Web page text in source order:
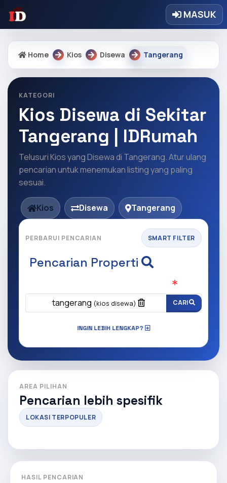
MASUK
Home Kios Disewa Tangerang
KATEGORI
Kios Disewa di Sekitar
Tangerang | IDRumah
Telusuri Kios yang Disewa di Tangerang. Atur ulang
pencarian untuk menemukan listing yang paling
sesuai.
Kios Disewa Tangerang
PERBARUI PENCARIAN SMART FILTER
Pencarian Properti
tangerang (kios disewa) CARI
INGIN LEBIH LENGKAP?
AREA PILIHAN
Pencarian lebih spesifik
LOKASI TERPOPULER
HASIL PENCARIAN